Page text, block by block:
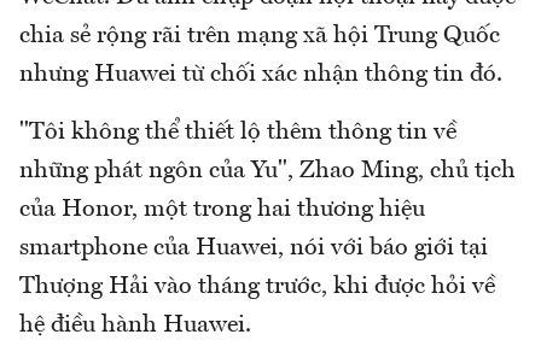
chia sẻ rộng rãi trên mạng xã hội Trung Quốc
nhưng Huawei từ chối xác nhận thông tin đó.
"Tôi không thể thiết lộ thêm thông tin về
những phát ngôn của Yu", Zhao Ming, chủ tịch
của Honor, một trong hai thương hiệu
smartphone của Huawei, nói với báo giới tại
Thượng Hải vào tháng trước, khi được hỏi về
hệ điều hành Huawei.